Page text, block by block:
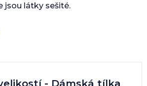
- Dámská tílka
jsou látky sešité.